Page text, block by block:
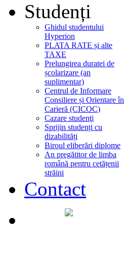
Studenți
Ghidul studentului
Hyperion
PLATA RATE și alte
TAXE
Prelungirea duratei de
școlarizare (an
suplimentar)
Centrul de Informare
Consiliere și Orientare în
Carieră (CICOC)
Cazare studenţi
Sprijin studenți cu
dizabilități
Biroul eliberări diplome
An pregătitor de limba
română pentru cetățenii
străini
Contact